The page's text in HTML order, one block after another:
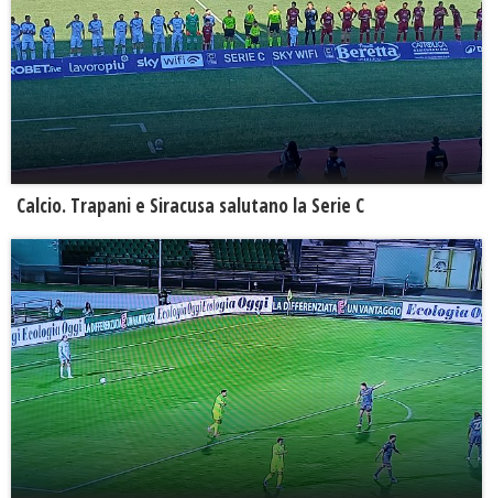
Calcio. Trapani e Siracusa salutano la Serie C